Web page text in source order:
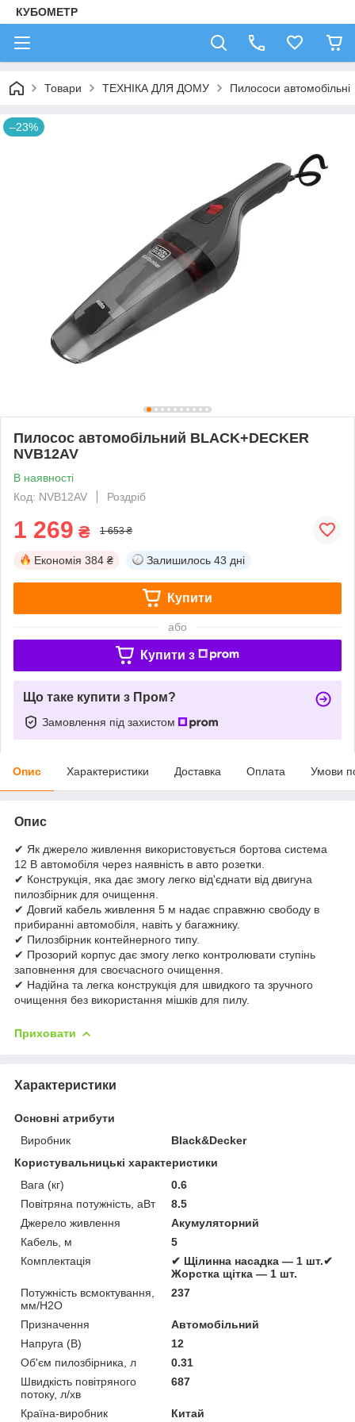
КУБОМЕТР
Товари ТЕХНІКА ДЛЯ ДОМУ Пилососи автомобільні
–23%
Пилосос автомобільний BLACK+DECKER
NVB12AV
В наявності
Код: NVB12AV
Роздріб
1 269 ₴ 1 653 ₴
Економія 384 ₴ Залишилось 43 дні
Купити
або
Купити з
Що таке купити з Пром?
Замовлення під захистом
Опис Характеристики Доставка Оплата Умови
Опис
✔ Як джерело живлення використовується бортова система
12 В автомобіля через наявність в авто розетки.
✔ Конструкція, яка дає змогу легко від'єднати від двигуна
пилозбірник для очищення.
✔ Довгий кабель живлення 5 м надає справжню свободу в
прибиранні автомобіля, навіть у багажнику.
✔ Пилозбірник контейнерного типу.
✔ Прозорий корпус дає змогу легко контролювати ступінь
заповнення для своєчасного очищення.
✔ Надійна та легка конструкція для швидкого та зручного
очищення без використання мішків для пилу.
Приховати
Характеристики
Основні атрибути
Виробник
Black&Decker
Користувальницькі характеристики
Вага (кг)
0.6
Повітряна потужність, аВт
8.5
Джерело живлення
Акумуляторний
Кабель, м
5
Комплектація
✔ Щілинна насадка — 1 шт.✔
Жорстка щітка — 1 шт.
Потужність всмоктування,
мм/Н2О
237
Призначення
Автомобільний
Напруга (В)
12
Об'єм пилозбірника, л
0.31
Швидкість повітряного
потоку, л/хв
687
Країна-виробник Китай